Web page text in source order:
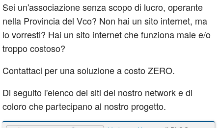
Genesi e Storia
Sei un'associazione senza scopo di lucro, operante
nella Provincia del Vco? Non hai un sito internet, ma
lo vorresti? Hai un sito internet che funziona male e/o
troppo costoso?
Contattaci per una soluzione a costo ZERO.
Di seguito l'elenco dei siti del nostro network e di
coloro che partecipano al nostro progetto.